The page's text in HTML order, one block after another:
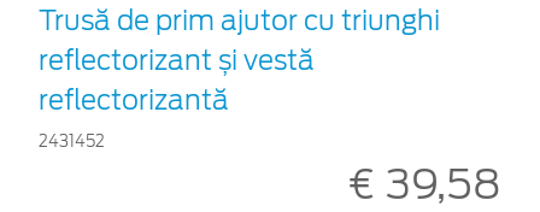
Trusă de prim ajutor cu triunghi
reflectorizant și vestă
reflectorizantă
2431452
€ 39,58